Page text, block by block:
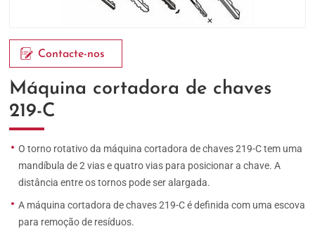
Contacte-nos
Máquina cortadora de chaves
219-C
O torno rotativo da máquina cortadora de chaves 219-C tem uma
mandíbula de 2 vias e quatro vias para posicionar a chave. A
distância entre os tornos pode ser alargada.
A máquina cortadora de chaves 219-C é definida com uma escova
para remoção de resíduos.